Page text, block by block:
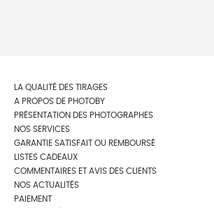
LA QUALITÉ DES TIRAGES
A PROPOS DE PHOTOBY
PRÉSENTATION DES PHOTOGRAPHES
NOS SERVICES
GARANTIE SATISFAIT OU REMBOURSÉ
LISTES CADEAUX
COMMENTAIRES ET AVIS DES CLIENTS
NOS ACTUALITÉS
PAIEMENT